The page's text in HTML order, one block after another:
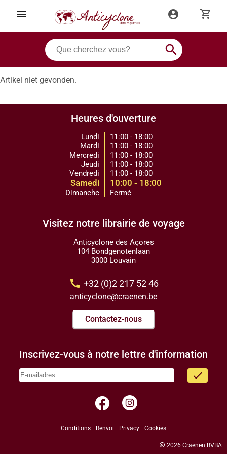
menu account_circle shopping_cart
search
Artikel niet gevonden.
Heures d'ouverture
Lundi
Mardi
Mercredi
Jeudi
Vendredi
Samedi
Dimanche
11:00 - 18:00
11:00 - 18:00
11:00 - 18:00
11:00 - 18:00
11:00 - 18:00
10:00 - 18:00
Fermé
Visitez notre librairie de voyage
Anticyclone des Açores
104 Bondgenotenlaan
3000 Louvain
call +32 (0)2 217 52 46
anticyclone@craenen.be
Contactez-nous
Inscrivez-vous à notre lettre d'information
done
facebook
Conditions Renvoi Privacy Cookies
copyright 2026 Craenen BVBA